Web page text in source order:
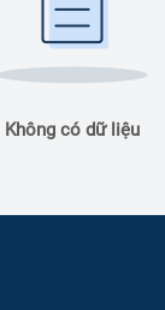
Không có dữ liệu